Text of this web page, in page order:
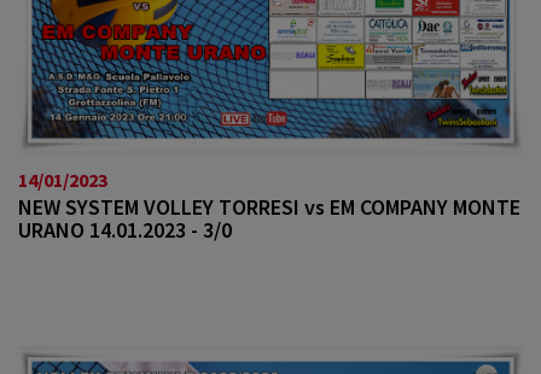
14/01/2023
NEW SYSTEM VOLLEY TORRESI vs EM COMPANY MONTE
URANO 14.01.2023 - 3/0